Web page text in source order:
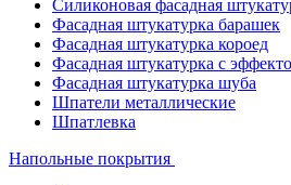
Силиконовая фасадная
Фасадная штукатурка барашек
Фасадная штукатурка короед
Фасадная штукатурка с
Фасадная штукатурка шуба
Шпатели металлические
Шпатлевка
Напольные покрытия